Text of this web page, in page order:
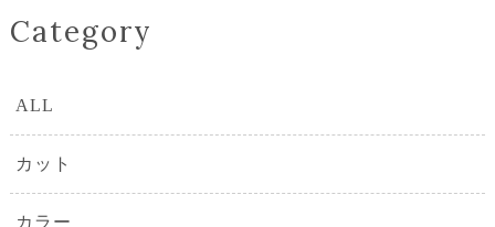
Category
ALL
カット
カラー